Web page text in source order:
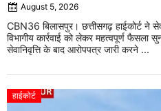
August 5, 2026
CBN36 बिलासपुर। छत्तीसगढ़ हाईकोर्ट ने
विभागीय कार्रवाई को लेकर महत्वपूर्ण फैसला
सेवानिवृत्ति के बाद आरोपपत्र जारी करने ...
हाईकोर्ट